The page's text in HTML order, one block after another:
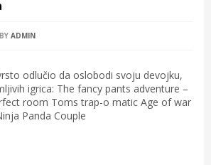
BY ADMIN
odlučio da oslobodi svoju devojku,
igrica: The fancy pants adventure –
room Toms trap-o matic Age of war
Panda Couple